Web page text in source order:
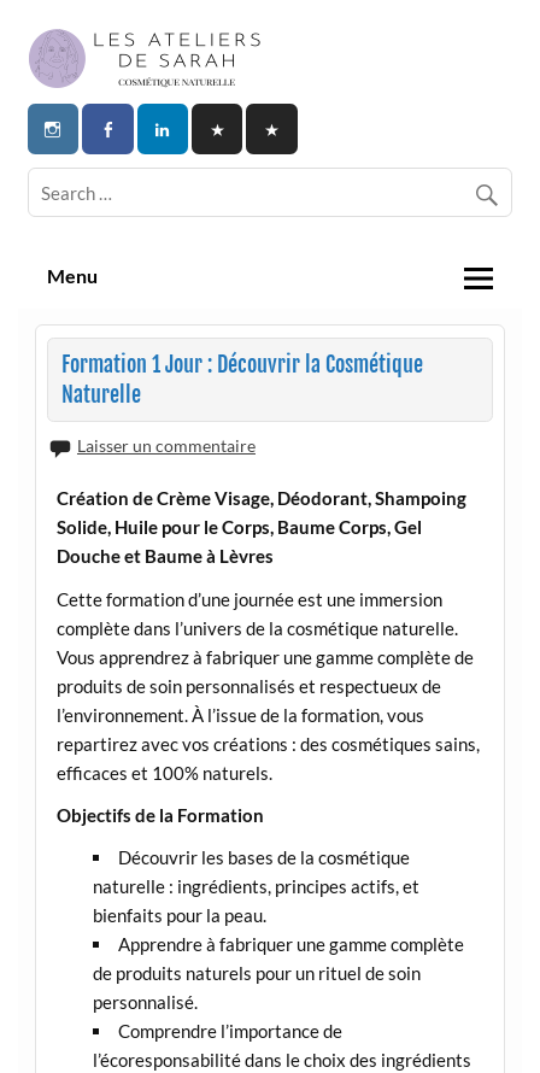
content
Les Ateliers de Sarah | Cosmetique
Naturelle
Menu
Formation 1 Jour : Découvrir la Cosmétique
Naturelle
Laisser un commentaire
Création de Crème Visage, Déodorant, Shampoing
Solide, Huile pour le Corps, Baume Corps, Gel
Douche et Baume à Lèvres
Cette formation d’une journée est une immersion
complète dans l’univers de la cosmétique naturelle.
Vous apprendrez à fabriquer une gamme complète de
produits de soin personnalisés et respectueux de
l’environnement. À l’issue de la formation, vous
repartirez avec vos créations : des cosmétiques sains,
efficaces et 100% naturels.
Objectifs de la Formation
Découvrir les bases de la cosmétique
naturelle : ingrédients, principes actifs, et
bienfaits pour la peau.
Apprendre à fabriquer une gamme complète
de produits naturels pour un rituel de soin
personnalisé.
Comprendre l’importance de
l’écoresponsabilité dans le choix des ingrédients